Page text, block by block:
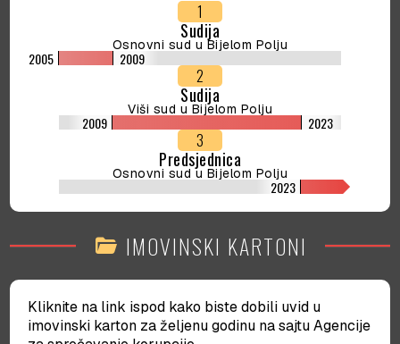
Bošković, kao predsjedavajući, i član vijeća Šefkija
U toku 2021. godine prijavljivala se na konkurs
Sudskog savjeta za sudiju Vrhovnog suda, ali i za
predsjednika Upravnog suda.
U avgustu 2023. godine izabrana je za predsjednicu
Osnovnog suda u Bijelom Polju.
1
Sudija
Osnovni sud u Bijelom Polju
2005 2009
2
Sudija
Viši sud u Bijelom Polju
2009 2023
3
Predsjednica
Osnovni sud u Bijelom Polju
2023
folder_open IMOVINSKI KARTONI
Kliknite na link ispod kako biste dobili uvid u
imovinski karton za željenu godinu na sajtu Agencije